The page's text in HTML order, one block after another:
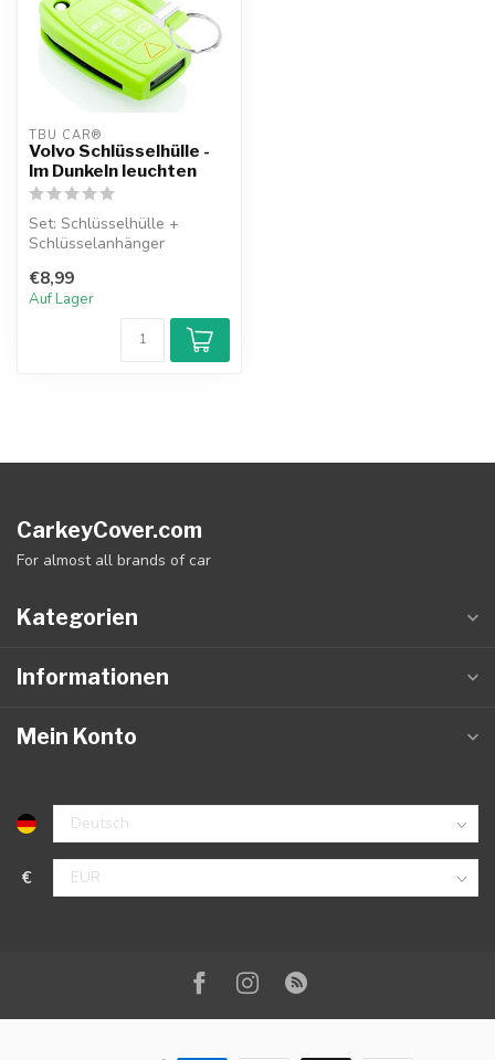
TBU CAR®
Volvo Schlüsselhülle -
Im Dunkeln leuchten
Set: Schlüsselhülle +
Schlüsselanhänger
€8,99
Auf Lager
CarkeyCover.com
For almost all brands of car
Kategorien
Informationen
Mein Konto
€